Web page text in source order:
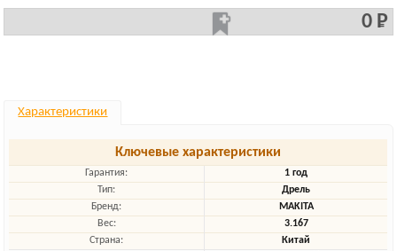
0 Р
Характеристики
Ключевые характеристики
Гарантия:
1 год
Тип:
Дрель
Бренд:
MAKITA
Вес:
3.167
Страна:
Китай